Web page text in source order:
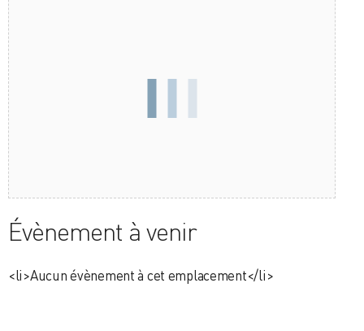
Évènement à venir
<li>Aucun évènement à cet emplacement</li>